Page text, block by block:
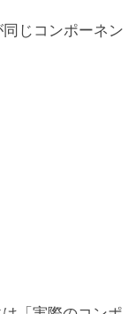
じコンポーネン